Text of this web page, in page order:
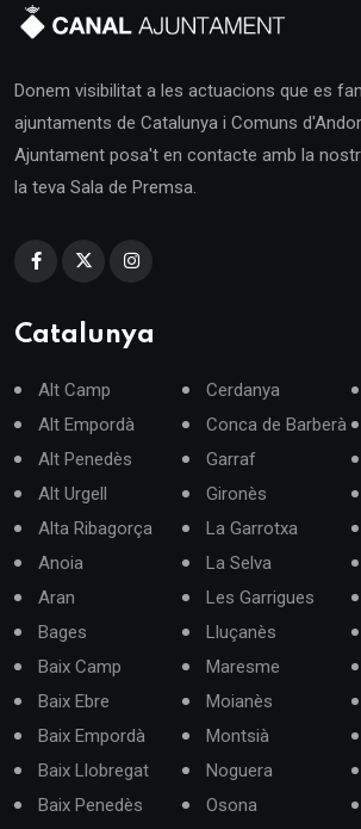
Donem visibilitat a les actuacions que es
ajuntaments de Catalunya i Comuns
Ajuntament posa't en contacte amb la
la teva Sala de Premsa.
Catalunya
Alt Camp
Alt Empordà
Alt Penedès
Alt Urgell
Alta Ribagorça
Anoia
Aran
Bages
Baix Camp
Baix Ebre
Baix Empordà
Baix Llobregat
Baix Penedès
Cerdanya
Conca de Barberà
Garraf
Gironès
La Garrotxa
La Selva
Les Garrigues
Lluçanès
Maresme
Moianès
Montsià
Noguera
Osona